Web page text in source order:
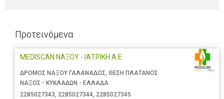
Προτεινόμενα
MEDISCAN ΝΑΞΟΥ - ΙΑΤΡΙΚΗ Α.Ε.
ΔΡΟΜΟΣ ΝΑΞΟΥ ΓΑΛΑΝΑΔΟΣ, ΘΕΣΗ ΠΛΑΤΑΝΟΣ
ΝΑΞΟΣ - ΚΥΚΛΑΔΩΝ - ΕΛΛΑΔΑ
2285027343, 2285027344, 2285027345